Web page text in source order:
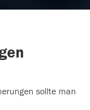
sollte man